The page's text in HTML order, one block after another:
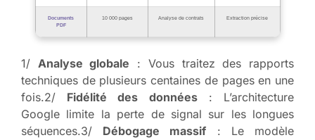
Documents
PDF
10 000 pages Analyse de contrats Extraction précise
1/ Analyse globale : Vous traitez des rapports
techniques de plusieurs centaines de pages en une
fois.2/ Fidélité des données: L’architecture
Google limite la perte de signal sur les longues
séquences.3/ Débogage massif : Le modèle